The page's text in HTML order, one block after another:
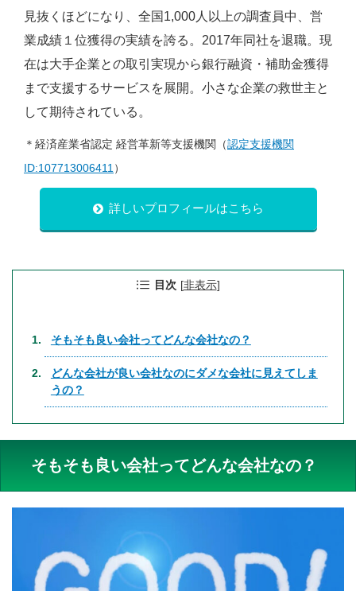
見抜くほどになり、全国1,000人以上の調査員中、営
業成績１位獲得の実績を誇る。2017年同社を退職。現
在は大手企業との取引実現から銀行融資・補助金獲得
まで支援するサービスを展開。小さな企業の救世主と
して期待されている。
＊経済産業省認定 経営革新等支援機関（認定支援機関
ID:107713006411 ）
詳しいプロフィールはこちら
目次 [非表示]
そもそも良い会社ってどんな会社なの？
どんな会社が良い会社なのにダメな会社に見えてしま
うの？
そもそも良い会社ってどんな会社なの？